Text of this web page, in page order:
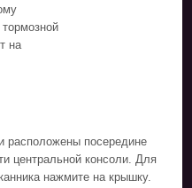
на
посередине
центральной консоли. Для
нажмите на крышку.